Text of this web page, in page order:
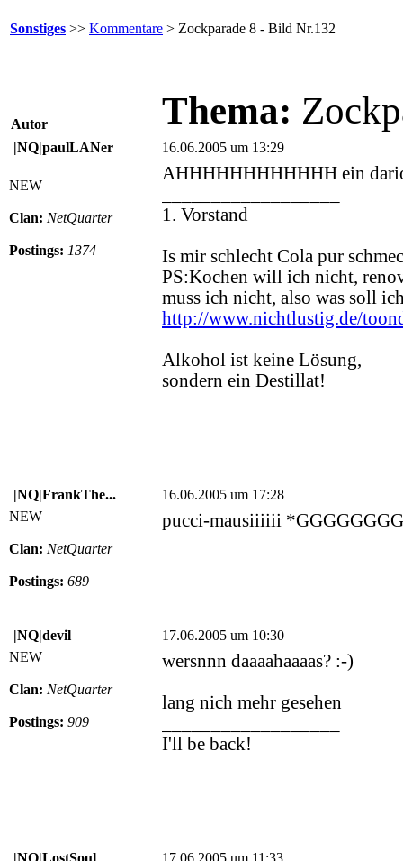
Sonstiges >> Kommentare > Zockparade 8 - Bild Nr.132
Autor Thema:
|NQ|paulLANer 16.06.2005 um 13:29
NEW
Clan: NetQuarter
Postings: 1374
AHHHHHHHHHHHH ein
1. Vorstand
Is mir schlecht Cola pur
PS:Kochen will ich nicht,
muss ich nicht, also was soll
http://www.nichtlustig.de/
Alkohol ist keine Lösung,
sondern ein Destillat!
|NQ|FrankThe...
16.06.2005 um 17:28
NEW
Clan: NetQuarter
Postings: 689
pucci-mausiiiiii
|NQ|devil
17.06.2005 um 10:30
NEW
Clan: NetQuarter
Postings: 909
wersnnn daaaahaaaas? :-)
lang nich mehr gesehen
I'll be back!